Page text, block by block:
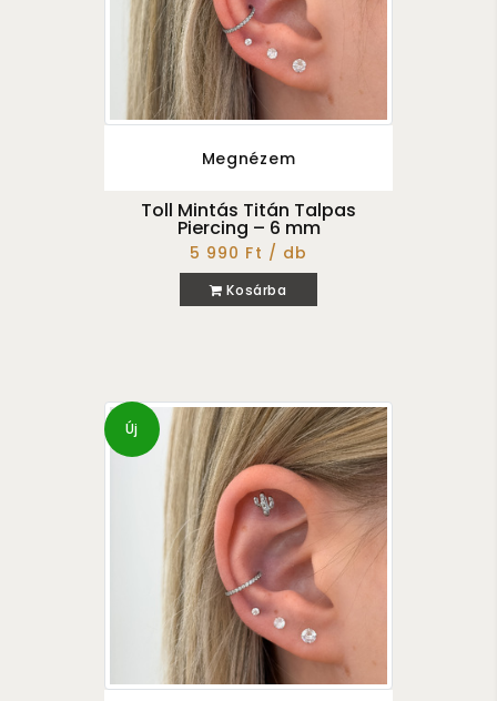
Megnézem
Toll Mintás Titán Talpas
Piercing – 6 mm
5 990 Ft / db
Kosárba
Új